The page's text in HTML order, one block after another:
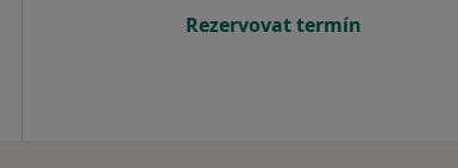
Rezervovat termín